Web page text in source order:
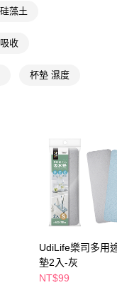
易完成。
面顯示為準，若有關於
聯繫「AFTEE先享後付
support/home
享後付」服務完成之交
易相關給付款項請求債
人之同意方可使用
，本公司不負相關責
藻土
收
杯墊 濕度
UdiLife樂司多用
墊2入-灰
NT$99